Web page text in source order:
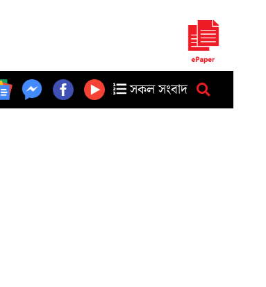
সকল সংবাদ